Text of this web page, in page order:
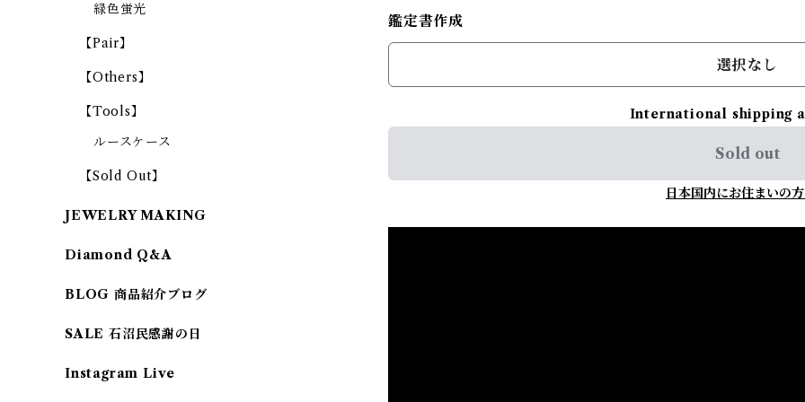
鑑定書作成
選択なし
International shipping
Sold out
日本国内にお住まいの
緑色蛍光
【Pair】
【Others】
【Tools】
ルースケース
【Sold Out】
JEWELRY MAKING
Diamond Q&A
BLOG 商品紹介ブログ
SALE 石沼民感謝の日
Instagram Live